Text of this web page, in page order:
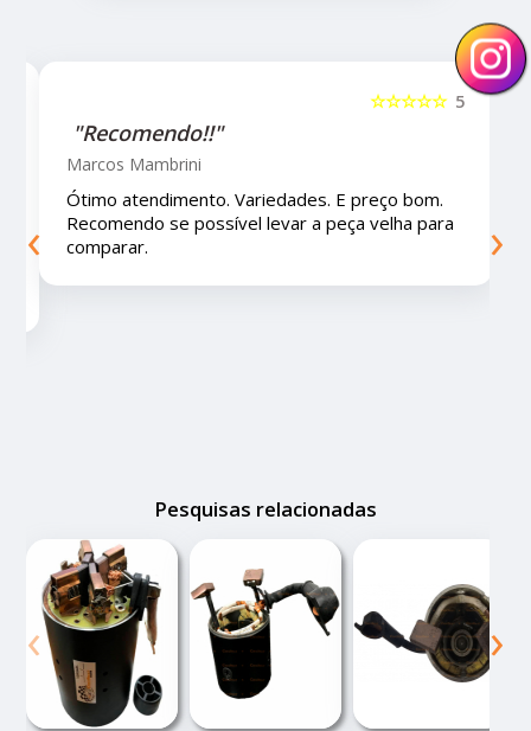
5
☆☆☆☆☆
"Recomendo!!"
Marcos Mambrini
Ótimo atendimento. Variedades. E preço bom.
Recomendo se possível levar a peça velha para
comparar.
‹ ›
Pesquisas relacionadas
‹ ›